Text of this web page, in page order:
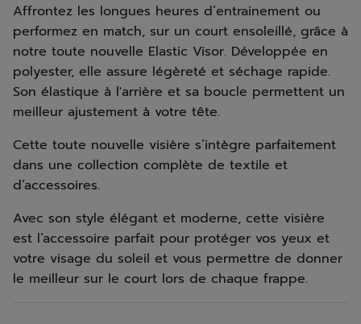
Affrontez les longues heures d’entrainement ou
performez en match, sur un court ensoleillé, grâce à
notre toute nouvelle Elastic Visor. Développée en
polyester, elle assure légèreté et séchage rapide.
Son élastique à l'arrière et sa boucle permettent un
meilleur ajustement à votre tête.
Cette toute nouvelle visière s’intègre parfaitement
dans une collection complète de textile et
d’accessoires.
Avec son style élégant et moderne, cette visière
est l’accessoire parfait pour protéger vos yeux et
votre visage du soleil et vous permettre de donner
le meilleur sur le court lors de chaque frappe.